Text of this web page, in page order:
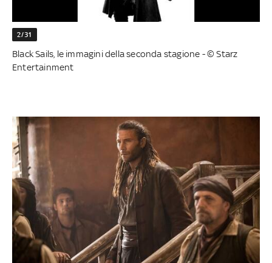
2/31
Black Sails, le immagini della seconda stagione - © Starz
Entertainment